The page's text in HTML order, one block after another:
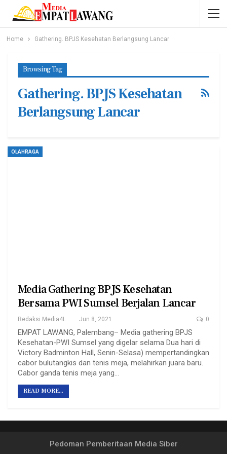
Home Gathering. BPJS Kesehatan Berlangsung Lancar
Browsing Tag
Gathering. BPJS Kesehatan
Berlangsung Lancar
OLAHRAGA
Media Gathering BPJS Kesehatan
Bersama PWI Sumsel Berjalan Lancar
Jun 8, 2021 0
EMPAT LAWANG, Palembang– Media gathering BPJS
Kesehatan-PWI Sumsel yang digelar selama Dua hari di
Victory Badminton Hall, Senin-Selasa) mempertandingkan
cabor bulutangkis dan tenis meja, melahirkan juara baru.
Cabor ganda tenis meja yang…
READ MORE...
Pedoman Pemberitaan Media Siber